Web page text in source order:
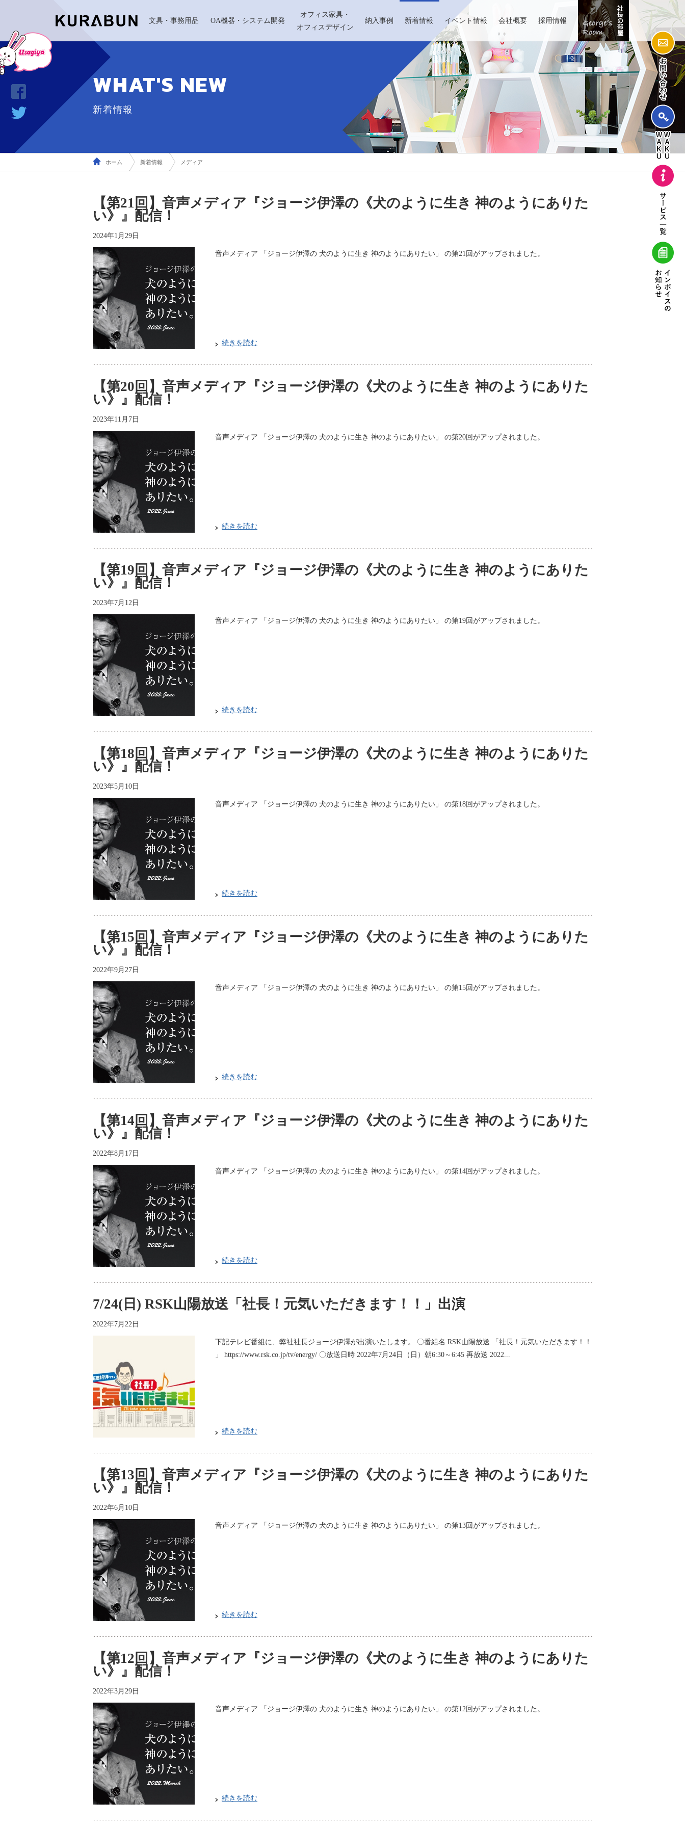
文具・事務用品 OA機器・システム開発
オフィス家具・
オフィスデザイン
納入事例 新着情報 イベント情報 会社概要 採用情報
WHAT'S NEW
新着情報
ホーム 新着情報 メディア
【第21回】音声メディア『ジョージ伊澤の《犬のように生き 神のようにありた
い》』配信！
2024年1月29日
音声メディア 「ジョージ伊澤の 犬のように生き 神のようにありたい」 の第21回がアップされました。
続きを読む
【第20回】音声メディア『ジョージ伊澤の《犬のように生き 神のようにありた
い》』配信！
2023年11月7日
音声メディア 「ジョージ伊澤の 犬のように生き 神のようにありたい」 の第20回がアップされました。
続きを読む
【第19回】音声メディア『ジョージ伊澤の《犬のように生き 神のようにありた
い》』配信！
2023年7月12日
音声メディア 「ジョージ伊澤の 犬のように生き 神のようにありたい」 の第19回がアップされました。
続きを読む
【第18回】音声メディア『ジョージ伊澤の《犬のように生き 神のようにありた
い》』配信！
2023年5月10日
音声メディア 「ジョージ伊澤の 犬のように生き 神のようにありたい」 の第18回がアップされました。
続きを読む
【第15回】音声メディア『ジョージ伊澤の《犬のように生き 神のようにありた
い》』配信！
2022年9月27日
音声メディア 「ジョージ伊澤の 犬のように生き 神のようにありたい」 の第15回がアップされました。
続きを読む
【第14回】音声メディア『ジョージ伊澤の《犬のように生き 神のようにありた
い》』配信！
2022年8月17日
音声メディア 「ジョージ伊澤の 犬のように生き 神のようにありたい」 の第14回がアップされました。
続きを読む
7/24(日) RSK山陽放送「社長！元気いただきます！！」出演
2022年7月22日
下記テレビ番組に、弊社社長ジョージ伊澤が出演いたします。 〇番組名 RSK山陽放送 「社長！元気いただきます！！
」 https://www.rsk.co.jp/tv/energy/ 〇放送日時 2022年7月24日（日）朝6:30～6:45 再放送 2022...
続きを読む
【第13回】音声メディア『ジョージ伊澤の《犬のように生き 神のようにありた
い》』配信！
2022年6月10日
音声メディア 「ジョージ伊澤の 犬のように生き 神のようにありたい」 の第13回がアップされました。
続きを読む
【第12回】音声メディア『ジョージ伊澤の《犬のように生き 神のようにありた
い》』配信！
2022年3月29日
音声メディア 「ジョージ伊澤の 犬のように生き 神のようにありたい」 の第12回がアップされました。
続きを読む